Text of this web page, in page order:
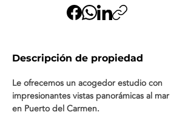
Descripción de propiedad
Le ofrecemos un acogedor estudio con
impresionantes vistas panorámicas al mar
en Puerto del Carmen.